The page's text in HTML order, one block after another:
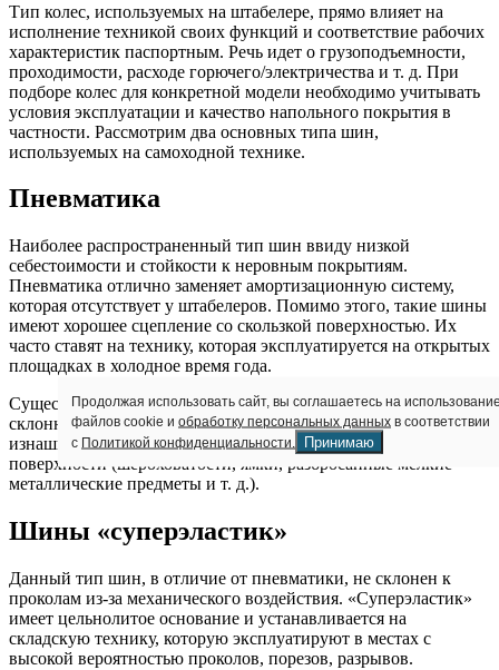
Тип колес, используемых на штабелере, прямо влияет на
исполнение техникой своих функций и соответствие рабочих
характеристик паспортным. Речь идет о грузоподъемности,
проходимости, расходе горючего/электричества и т. д. При
подборе колес для конкретной модели необходимо учитывать
условия эксплуатации и качество напольного покрытия в
частности. Рассмотрим два основных типа шин,
используемых на самоходной технике.
Пневматика
Наиболее распространенный тип шин ввиду низкой
себестоимости и стойкости к неровным покрытиям.
Пневматика отлично заменяет амортизационную систему,
которая отсутствует у штабелеров. Помимо этого, такие шины
имеют хорошее сцепление со скользкой поверхностью. Их
часто ставят на технику, которая эксплуатируется на открытых
площадках в холодное время года.
Существенный недостаток пневматических шин —
склонность к проколам. Также резиновое основание быстро
изнашивается при постоянной эксплуатации на дефектной
поверхности (шероховатости, ямки, разбросанные мелкие
металлические предметы и т. д.).
Шины «суперэластик»
Данный тип шин, в отличие от пневматики, не склонен к
проколам из-за механического воздействия. «Суперэластик»
имеет цельнолитое основание и устанавливается на
складскую технику, которую эксплуатируют в местах с
высокой вероятностью проколов, порезов, разрывов.
Продолжая использовать сайт, вы соглашаетесь на
файлов cookie и обработку персональных данных в соответствии
с Политикой конфиденциальности. Принимаю